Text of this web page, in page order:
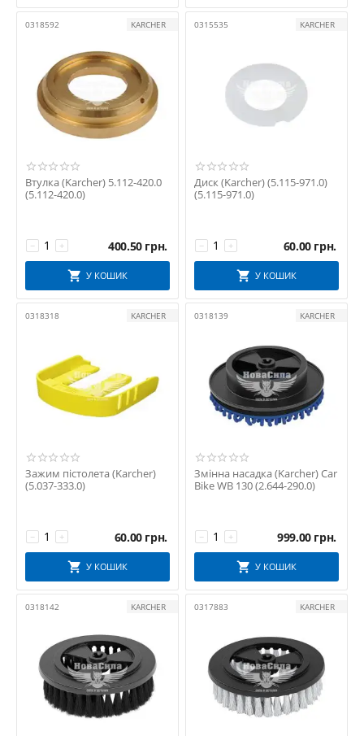
0318592 KARCHER
Втулка (Karcher) 5.112-420.0
(5.112-420.0)
+
− 400.50 грн.
У КОШИК
0315535 KARCHER
Диск (Karcher) (5.115-971.0)
(5.115-971.0)
+
− 60.00 грн.
У КОШИК
0318318 KARCHER
Зажим пістолета (Karcher)
(5.037-333.0)
+
− 60.00 грн.
У КОШИК
0318139 KARCHER
Змінна насадка (Karcher) Car
Bike WB 130 (2.644-290.0)
+
− 999.00 грн.
У КОШИК
0318142 KARCHER 0317883 KARCHER